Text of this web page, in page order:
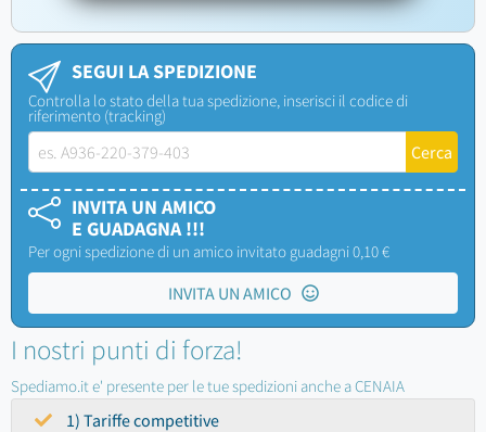
SEGUI LA SPEDIZIONE
Controlla lo stato della tua spedizione, inserisci il codice di
riferimento (tracking)
INVITA UN AMICO
E GUADAGNA !!!
Per ogni spedizione di un amico invitato guadagni 0,10 €
INVITA UN AMICO
I nostri punti di forza!
Spediamo.it e' presente per le tue spedizioni anche a CENAIA
1) Tariffe competitive